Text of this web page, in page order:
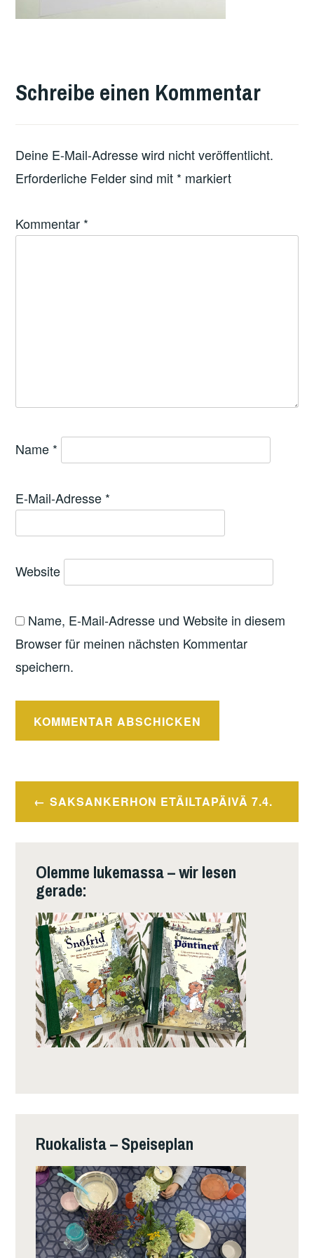
Schreibe einen Kommentar
Deine E-Mail-Adresse wird nicht veröffentlicht.
Erforderliche Felder sind mit * markiert
Kommentar *
Name *
E-Mail-Adresse *
Website
Name, E-Mail-Adresse und Website in diesem
Browser für meinen nächsten Kommentar
speichern.
Beitragsnavigation
SAKSANKERHON ETÄILTAPÄIVÄ 7.4.
Olemme lukemassa – wir lesen
gerade:
Ruokalista – Speiseplan